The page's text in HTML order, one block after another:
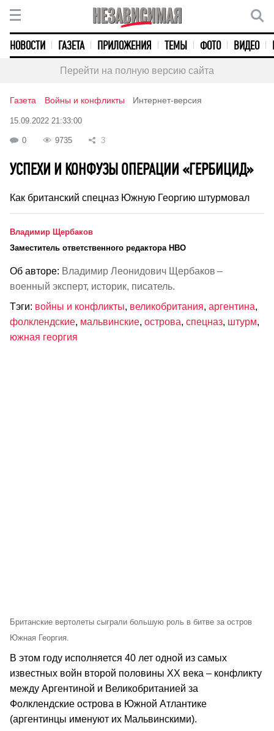
НОВОСТИ ГАЗЕТА ПРИЛОЖЕНИЯ ТЕМЫ ФОТО ВИДЕО
Перейти на полную версию сайта
Газета Войны и конфликты Интернет-версия
15.09.2022 21:33:00
0 9735 3
УСПЕХИ И КОНФУЗЫ ОПЕРАЦИИ «ГЕРБИЦИД»
Как британский спецназ Южную Георгию штурмовал
Владимир Щербаков
Заместитель ответственного редактора НВО
Об авторе: Владимир Леонидович Щербаков –
военный эксперт, историк, писатель.
Тэги: войны и конфликты, великобритания, аргентина,
фолклендские, мальвинские, острова, спецназ, штурм,
южная георгия
Британские вертолеты сыграли большую роль в битве за остров
Южная Георгия.
В этом году исполняется 40 лет одной из самых
известных войн второй половины ХХ века – конфликту
между Аргентиной и Великобританией за
Фолклендские острова в Южной Атлантике
(аргентинцы именуют их Мальвинскими).